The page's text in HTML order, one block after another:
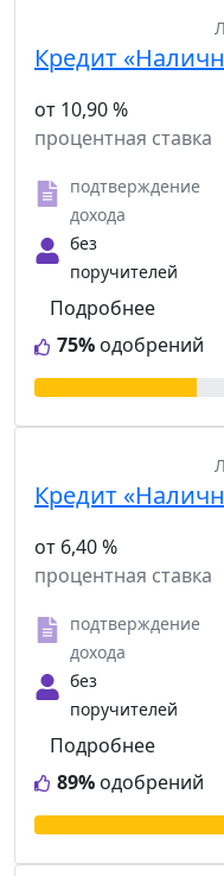
Кредит
от 10,90 %
процентная ставка
подтверждение
дохода
без
поручителей
75% одобрений
Подробнее
Кредит
от 6,40 %
процентная ставка
подтверждение
дохода
без
поручителей
89% одобрений
Подробнее